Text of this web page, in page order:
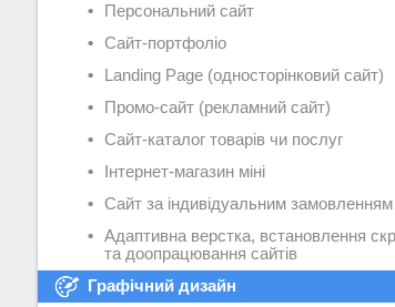
Персональний сайт
Сайт-портфоліо
Landing Page (односторінковий сайт)
Промо-сайт (рекламний сайт)
Сайт-каталог товарів чи послуг
Інтернет-магазин міні
Сайт за індивідуальним замовленням
Адаптивна верстка, встановлення
та доопрацювання сайтів
Графічний дизайн